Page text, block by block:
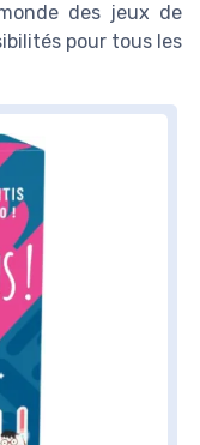
des jeux de
pour tous les